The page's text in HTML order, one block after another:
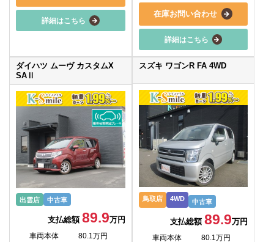
詳細はこちら
在庫お問い合わせ
詳細はこちら
ダイハツ ムーヴ カスタムX
SAⅡ
出雲店 中古車
支払総額 89.9万円
車両本体
80.1万円
スズキ ワゴンR FA 4WD
鳥取店 4WD 中古車
支払総額89.9万円
車両本体
80.1万円